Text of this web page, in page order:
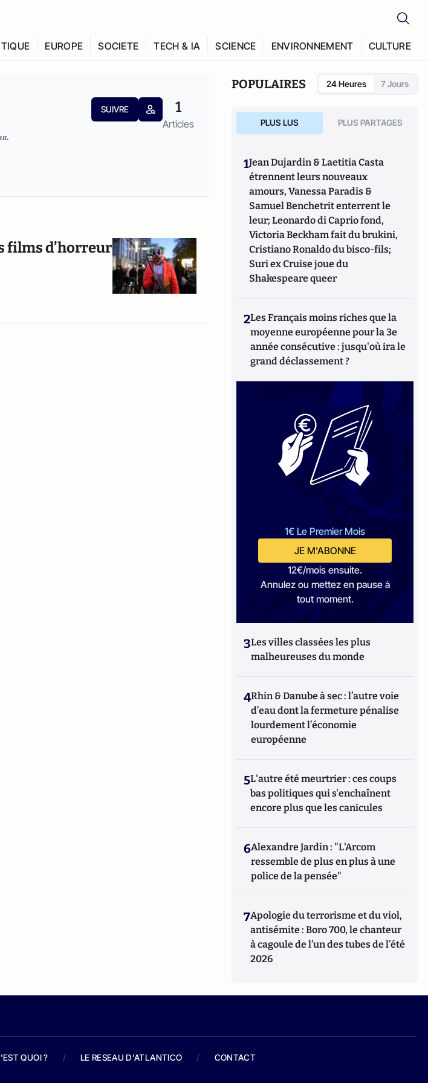
EUROPE SOCIETE TECH & IA SCIENCE ENVIRONNEMENT CULTURE
SUIVRE 1
Articles
films d’horreur
POPULAIRES 24 Heures 7 Jours
PLUS LUS PLUS PARTAGES
1Jean Dujardin & Laetitia Casta
étrennent leurs nouveaux
amours, Vanessa Paradis &
Samuel Benchetrit enterrent le
leur; Leonardo di Caprio fond,
Victoria Beckham fait du brukini,
Cristiano Ronaldo du bisco-fils;
Suri ex Cruise joue du
Shakespeare queer
2Les Français moins riches que la
moyenne européenne pour la 3e
année consécutive : jusqu'où ira le
grand déclassement ?
1€ Le Premier Mois
JE M'ABONNE
12€/mois ensuite.
Annulez ou mettez en pause à
tout moment.
3Les villes classées les plus
malheureuses du monde
4Rhin & Danube à sec : l’autre voie
d’eau dont la fermeture pénalise
lourdement l’économie
européenne
5L'autre été meurtrier : ces coups
bas politiques qui s'enchaînent
encore plus que les canicules
6Alexandre Jardin : "L'Arcom
ressemble de plus en plus à une
police de la pensée"
7Apologie du terrorisme et du viol,
antisémite : Boro 700, le chanteur
à cagoule de l’un des tubes de l’été
2026
QUOI ? / LE RESEAU D'ATLANTICO / CONTACT